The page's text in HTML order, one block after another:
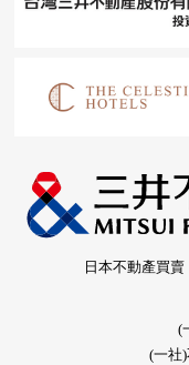
日本不動產買
(
(一社